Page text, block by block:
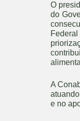
O
do
A
e no